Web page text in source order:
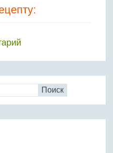
Поиск